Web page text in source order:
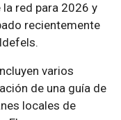
red para 2026 y
recientemente
varios
de una guía de
locales de